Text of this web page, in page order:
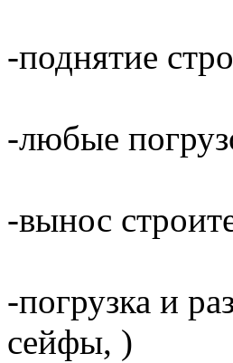
-поднятие
-любые
-вынос
-погрузка и
сейфы, )